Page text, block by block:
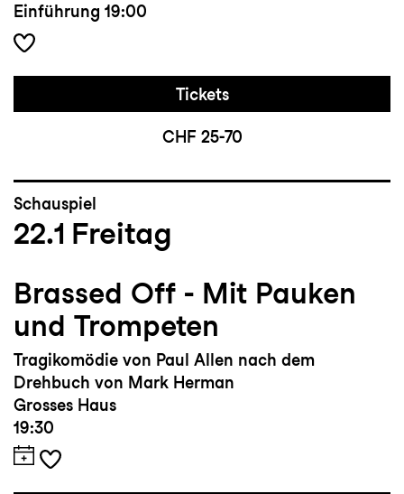
Einführung 19:00
Tickets
CHF 25-70
Schauspiel
22.1 Freitag
Brassed Off - Mit Pauken
und Trompeten
Tragikomödie von Paul Allen nach dem
Drehbuch von Mark Herman
Grosses Haus
19:30